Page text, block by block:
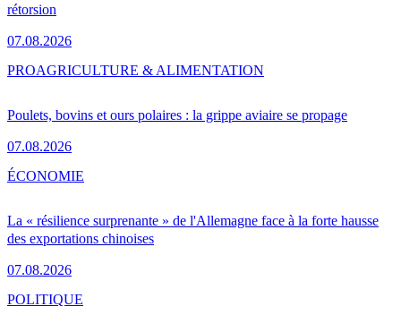
rétorsion
07.08.2026
Poulets, bovins et ours polaires : la grippe aviaire se propage
07.08.2026
PROAGRICULTURE & ALIMENTATION
La « résilience surprenante » de l'Allemagne face à la forte hausse
des exportations chinoises
07.08.2026
ÉCONOMIE
POLITIQUE